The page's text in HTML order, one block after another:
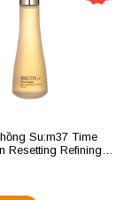
Su:m37 Time
Resetting Refining